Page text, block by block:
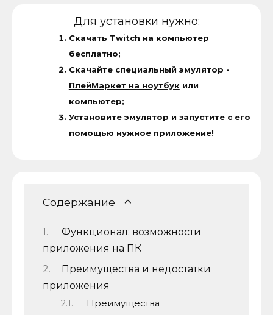
Для установки нужно:
Скачать Twitch на компьютер
бесплатно;
Скачайте специальный эмулятор -
ПлейМаркет на ноутбук или
компьютер;
Установите эмулятор и запустите с его
помощью нужное приложение!
Содержание
Функционал: возможности
приложения на ПК
Преимущества и недостатки
приложения
Преимущества